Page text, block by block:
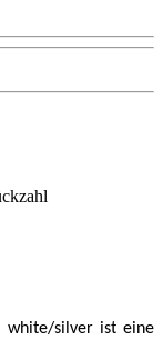
white/silver ist eine